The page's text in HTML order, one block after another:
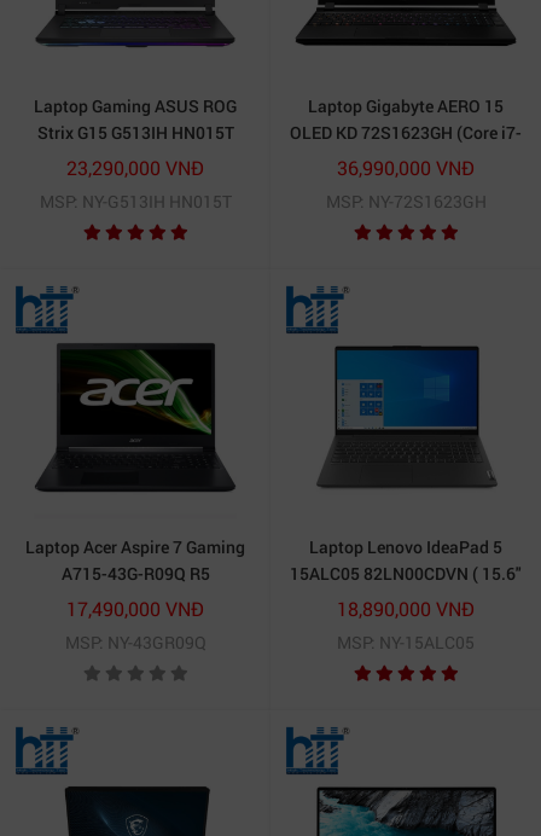
Laptop Gaming ASUS ROG
Strix G15 G513IH HN015T
23,290,000 VNĐ
MSP: NY-G513IH HN015T
Laptop Gigabyte AERO 15
OLED KD 72S1623GH (Core i7-
11800H | 16GB | 512GB SSD |
RTX™ 3060 6GB | 15.6 inch
UHD | Win 10 | Đen)
36,990,000 VNĐ
MSP: NY-72S1623GH
Laptop Acer Aspire 7 Gaming
A715-43G-R09Q R5
5625U/16GB/512GB/15.6"FHD/NVIDIA
RTX3050/Win11
17,490,000 VNĐ
MSP: NY-43GR09Q
Laptop Lenovo IdeaPad 5
15ALC05 82LN00CDVN ( 15.6"
AMD Ryzen 7
5700U/8GB/512GB
SSD/Windows 10 Home SL 64-
bit/1.7kg)
18,890,000 VNĐ
MSP: NY-15ALC05